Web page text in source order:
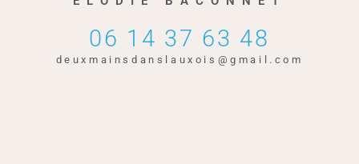
06 14 37 63 48
deuxmainsdanslauxois@gmail.com